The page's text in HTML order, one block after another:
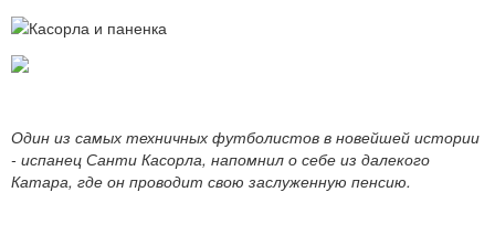
Один из самых техничных футболистов в новейшей истории
- испанец Санти Касорла, напомнил о себе из далекого
Катара, где он проводит свою заслуженную пенсию.